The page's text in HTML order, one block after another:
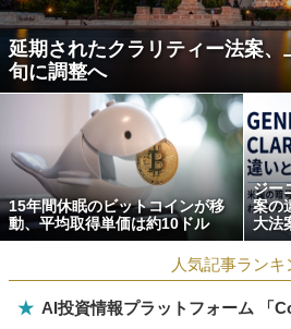
延期されたクラリティー法案、
旬に調整へ
15年間休眠のビットコインが移
動、平均取得単価は約10ドル
ジー
案の
大法
人気記事ランキ
★ AI投資情報プラットフォーム 「